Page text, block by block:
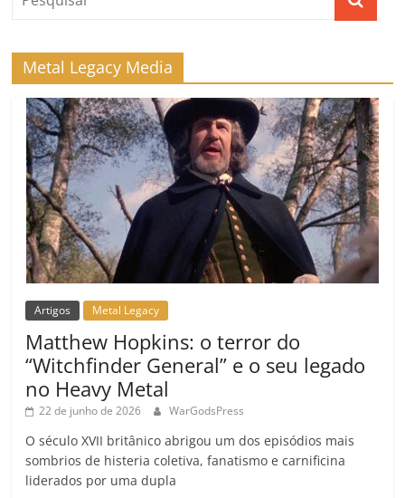
o
m
ar
Metal Legacy Media
Artigos Metal Legacy
Matthew Hopkins: o terror do
“Witchfinder General” e o seu legado
no Heavy Metal
22 de junho de 2026 WarGodsPress
O século XVII britânico abrigou um dos episódios mais
sombrios de histeria coletiva, fanatismo e carnificina
liderados por uma dupla